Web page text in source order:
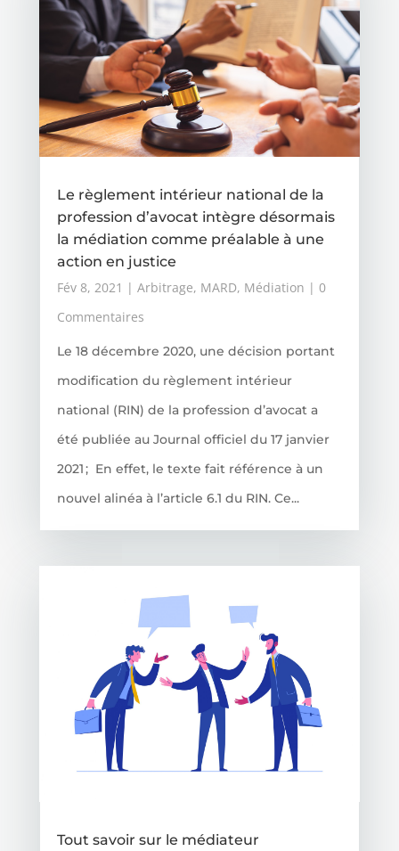
Le règlement intérieur national de la
profession d’avocat intègre désormais
la médiation comme préalable à une
action en justice
Fév 8, 2021 | Arbitrage, MARD, Médiation | 0
Commentaires
Le 18 décembre 2020, une décision portant
modification du règlement intérieur
national (RIN) de la profession d’avocat a
été publiée au Journal officiel du 17 janvier
2021 ; En effet, le texte fait référence à un
nouvel alinéa à l’article 6.1 du RIN. Ce...
Tout savoir sur le médiateur